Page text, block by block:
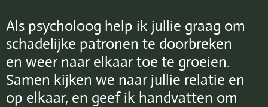
Als psycholoog help ik jullie graag om
schadelijke patronen te doorbreken
en weer naar elkaar toe te groeien.
Samen kijken we naar jullie relatie en
op elkaar, en geef ik handvatten om